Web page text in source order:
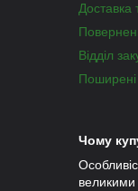
Доставка
Відділ
Поширені
Чому